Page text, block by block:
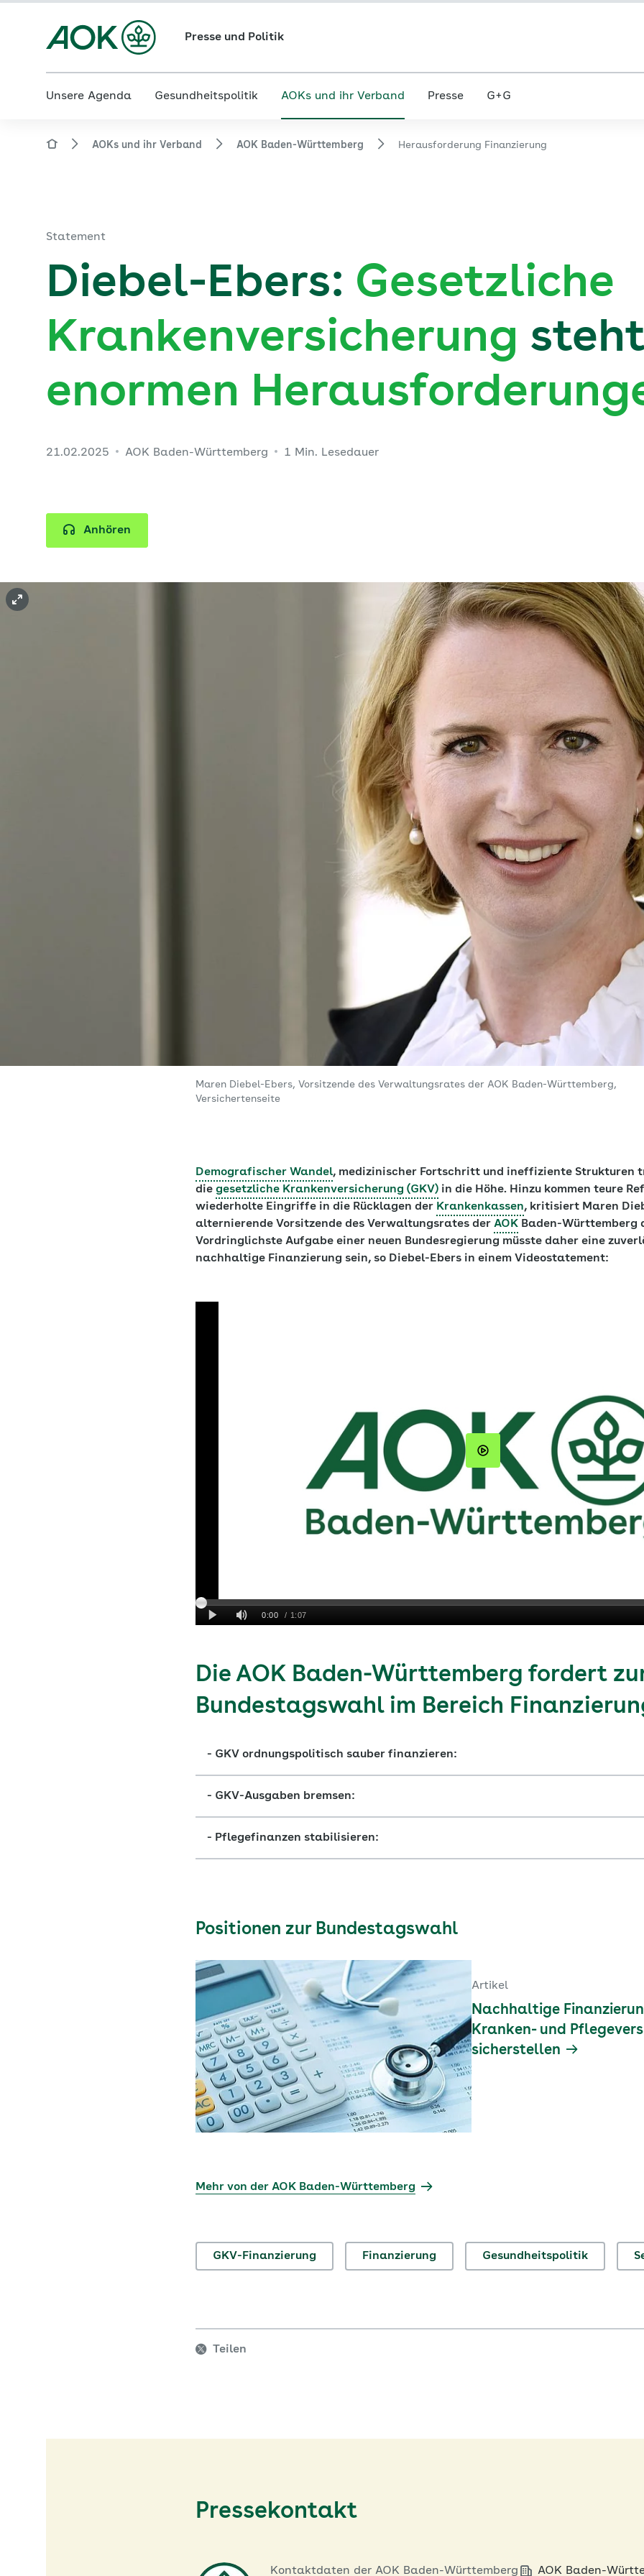
Presse und Politik
Unsere Agenda Gesundheitspolitik AOKs und ihr Verband Presse G+G
AOKs und ihr Verband AOK Baden-Württemberg Herausforderung Finanzierung
Statement
Diebel-Ebers: Gesetzliche
Krankenversicherung
enormen
21.02.2025 AOK Baden-Württemberg 1 Min. Lesedauer
Anhören
Maren Diebel-Ebers, Vorsitzende des Verwaltungsrates der AOK Baden-Württemberg,
Versichertenseite
Demografischer Wandel, medizinischer Fortschritt und ineffiziente Strukturen
die gesetzliche Krankenversicherung (GKV) in die Höhe. Hinzu kommen teure
wiederholte Eingriffe in die Rücklagen der Krankenkassen, kritisiert Maren
alternierende Vorsitzende des Verwaltungsrates der AOK Baden-Württemberg
Vordringlichste Aufgabe einer neuen Bundesregierung müsste daher eine
nachhaltige Finanzierung sein, so Diebel-Ebers in einem Videostatement:
Die AOK Baden-Württemberg fordert
Bundestagswahl im Bereich
- GKV ordnungspolitisch sauber finanzieren:
- GKV-Ausgaben bremsen:
- Pflegefinanzen stabilisieren:
Positionen zur Bundestagswahl
Artikel
Nachhaltige
Kranken- und
sicherstellen
Mehr von der AOK Baden-Württemberg
GKV-Finanzierung Finanzierung Gesundheitspolitik
Teilen
Pressekontakt
Kontaktdaten der AOK Baden-Württemberg AOK Baden-